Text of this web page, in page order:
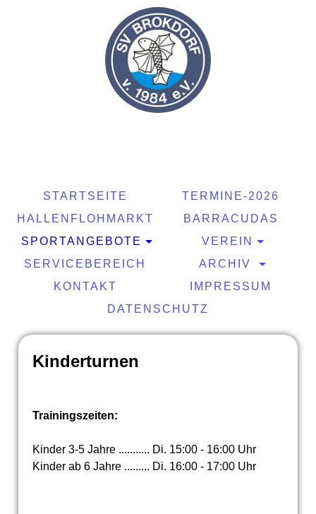
STARTSEITE
TERMINE-2026
HALLENFLOHMARKT
BARRACUDAS
SPORTANGEBOTE
VEREIN
SERVICEBEREICH
ARCHIV
KONTAKT
IMPRESSUM
DATENSCHUTZ
Kinderturnen
Trainingszeiten:
Kinder 3-5 Jahre ........... Di. 15:00 - 16:00 Uhr
Kinder ab 6 Jahre ......... Di. 16:00 - 17:00 Uhr